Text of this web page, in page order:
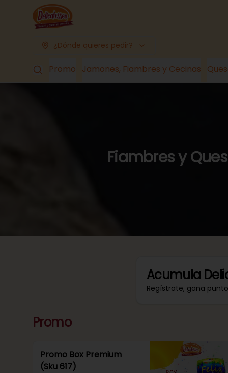
¿Dónde quieres pedir?
Promo Jamones, Fiambres y Cecinas
Fiambres y
Acumula
Regístrate, gana
Promo
Promo Box Premium
(Sku 617)